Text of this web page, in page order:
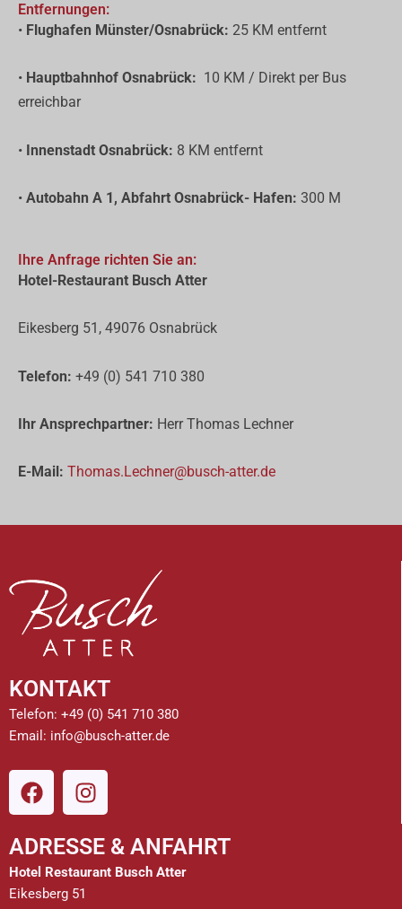
Entfernungen:
• Flughafen Münster/Osnabrück: 25 KM entfernt
• Hauptbahnhof Osnabrück: 10 KM / Direkt per Bus
erreichbar
• Innenstadt Osnabrück: 8 KM entfernt
• Autobahn A 1, Abfahrt Osnabrück- Hafen: 300 M
Ihre Anfrage richten Sie an:
Hotel-Restaurant Busch Atter
Eikesberg 51, 49076 Osnabrück
Telefon: +49 (0) 541 710 380
Ihr Ansprechpartner: Herr Thomas Lechner
E-Mail: Thomas.Lechner@busch-atter.de
KONTAKT
Telefon: +49 (0) 541 710 380
Email: info@busch-atter.de
F
a
e
b
o
I
n
t
a
g
ADRESSE & ANFAHRT
Hotel Restaurant Busch Atter
Eikesberg 51